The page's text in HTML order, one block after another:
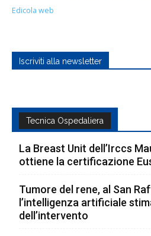
Edicola web
Iscriviti alla newsletter
Tecnica Ospedaliera
La Breast Unit dell’Irccs
ottiene la certificazione
Tumore del rene, al San
l’intelligenza artificiale
dell’intervento